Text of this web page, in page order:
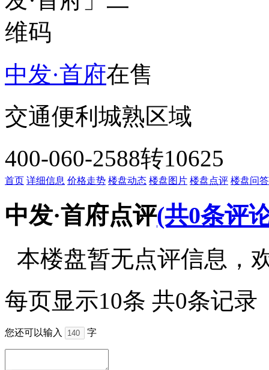
中发·首府在售
交通便利 城熟区域
400-060-2588转10625
首页 详细信息 价格走势 楼盘动态 楼盘图片 楼盘点评 楼盘问答
中发·首府点评(共0条评
本楼盘暂无点评信息，
每页显示10条 共0条记录
您还可以输入 字